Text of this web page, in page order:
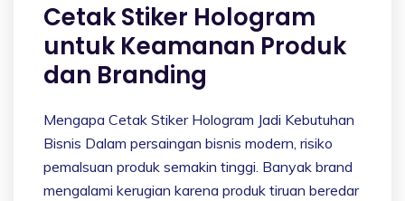
Cetak Stiker Hologram
untuk Keamanan Produk
dan Branding
Mengapa Cetak Stiker Hologram Jadi Kebutuhan
Bisnis Dalam persaingan bisnis modern, risiko
pemalsuan produk semakin tinggi. Banyak brand
mengalami kerugian karena produk tiruan beredar